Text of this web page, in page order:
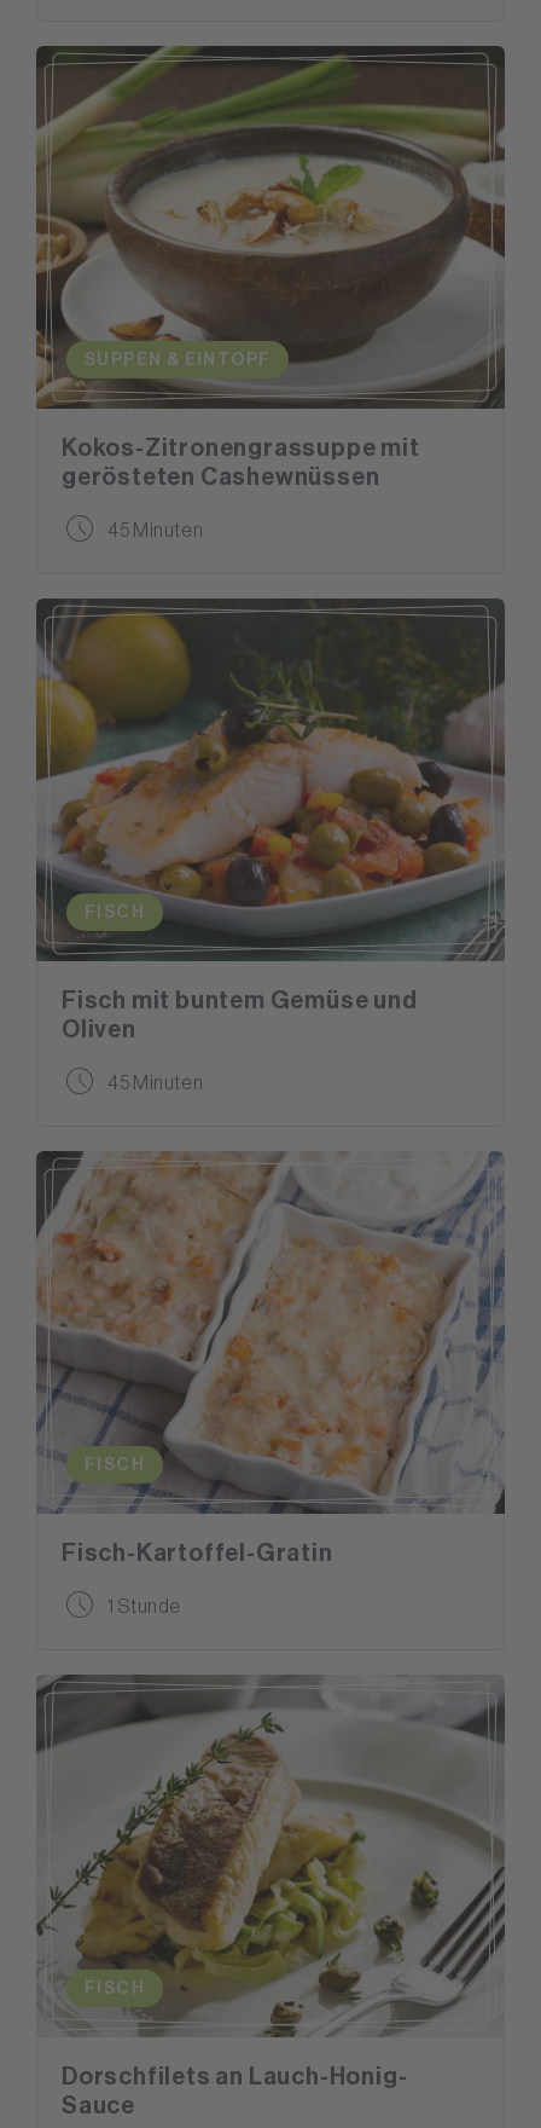
SUPPEN & EINTOPF
Kokos-Zitronengrassuppe mit
gerösteten Cashewnüssen
45 Minuten
FISCH
Fisch mit buntem Gemüse und
Oliven
45 Minuten
FISCH
Fisch-Kartoffel-Gratin
1 Stunde
FISCH
Dorschfilets an Lauch-Honig-
Sauce